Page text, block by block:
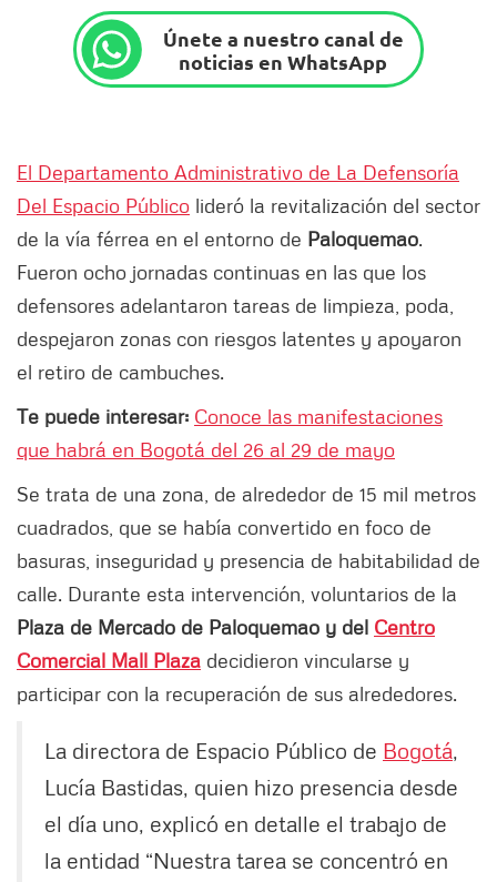
Únete a nuestro canal de
noticias en WhatsApp
El Departamento Administrativo de La Defensoría
Del Espacio Público lideró la revitalización del sector
de la vía férrea en el entorno de Paloquemao.
Fueron ocho jornadas continuas en las que los
defensores adelantaron tareas de limpieza, poda,
despejaron zonas con riesgos latentes y apoyaron
el retiro de cambuches.
Te puede interesar: Conoce las manifestaciones
que habrá en Bogotá del 26 al 29 de mayo
Se trata de una zona, de alrededor de 15 mil metros
cuadrados, que se había convertido en foco de
basuras, inseguridad y presencia de habitabilidad de
calle. Durante esta intervención, voluntarios de la
Plaza de Mercado de Paloquemao y del Centro
Comercial Mall Plaza decidieron vincularse y
participar con la recuperación de sus alrededores.
La directora de Espacio Público de Bogotá,
Lucía Bastidas, quien hizo presencia desde
el día uno, explicó en detalle el trabajo de
la entidad “Nuestra tarea se concentró en